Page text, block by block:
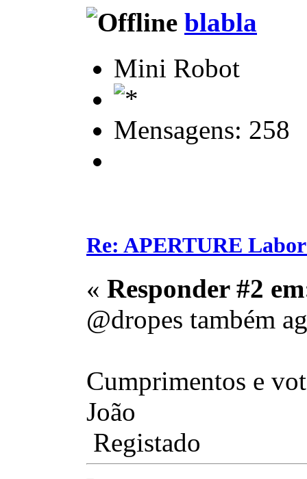
blabla
Mini Robot
Mensagens: 258
Re: APERTURE
« Responder #2
@dropes também
Cumprimentos e
João
Registado